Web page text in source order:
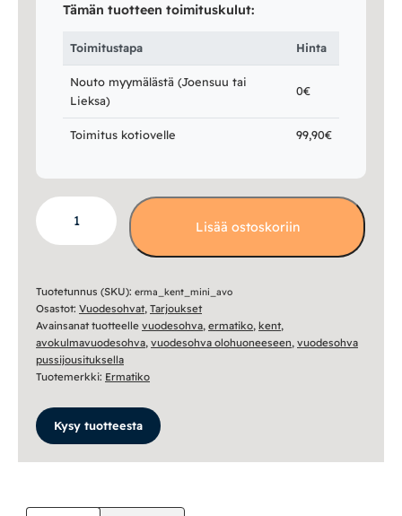
Tämän tuotteen toimituskulut:
Toimitustapa Hinta
Nouto myymälästä (Joensuu tai
Lieksa)
0€
Toimitus kotiovelle 99,90€
Kent
pieni
avokulmavuodesohva
määrä
Lisää ostoskoriin
Tuotetunnus (SKU): erma_kent_mini_avo
Osastot: Vuodesohvat, Tarjoukset
Avainsanat tuotteelle vuodesohva, ermatiko, kent,
avokulmavuodesohva, vuodesohva olohuoneeseen, vuodesohva
pussijousituksella
Tuotemerkki: Ermatiko
Kysy tuotteesta